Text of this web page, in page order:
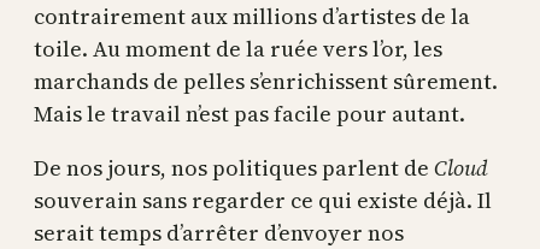
contrairement aux millions d’artistes de la
toile. Au moment de la ruée vers l’or, les
marchands de pelles s’enrichissent sûrement.
Mais le travail n’est pas facile pour autant.
De nos jours, nos politiques parlent de Cloud
souverain sans regarder ce qui existe déjà. Il
serait temps d’arrêter d’envoyer nos